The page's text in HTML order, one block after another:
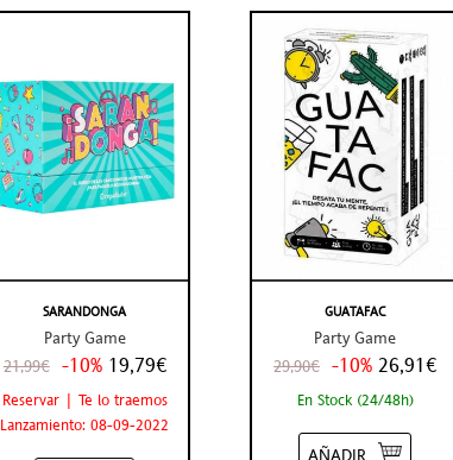
SARANDONGA
Party Game
21,99€ -10% 19,79€
Reservar | Te lo traemos
Lanzamiento: 08-09-2022
GUATAFAC
Party Game
29,90€ -10%26,91€
En Stock (24/48h)